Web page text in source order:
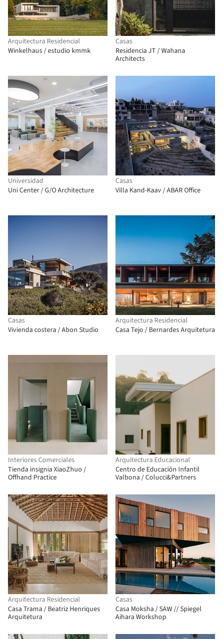
Arquitectura Residencial
Winkelhaus / estudio kmmk
Casas
Residencia JT / Wahana
Architects
Universidad
Uni Center / G/O Architecture
Casas
Villa Kand-Kaav / ABAR Office
Casas
Vivienda costera / Abon Studio
Arquitectura Residencial
Casa Tejo / Bernardes Arquitetura
Interiores Comerciales
Tienda insignia XiaoZhuo /
Offhand Practice
Arquitectura Educacional
Centro de Educación Infantil
Valbona / Colucci&Partners
Arquitectura Residencial
Casa Trama / Beatriz Henriques
Arquitetura
Casas
Casa Moksha / SAW // Spiegel
Aihara Workshop